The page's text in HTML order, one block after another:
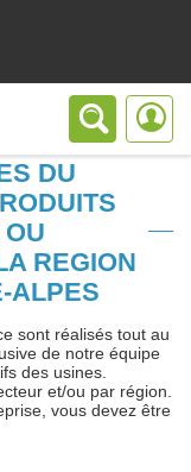
DU
REGION
ALPES
sont réalisés tout au
de notre équipe
des usines.
et/ou par région.
vous devez être